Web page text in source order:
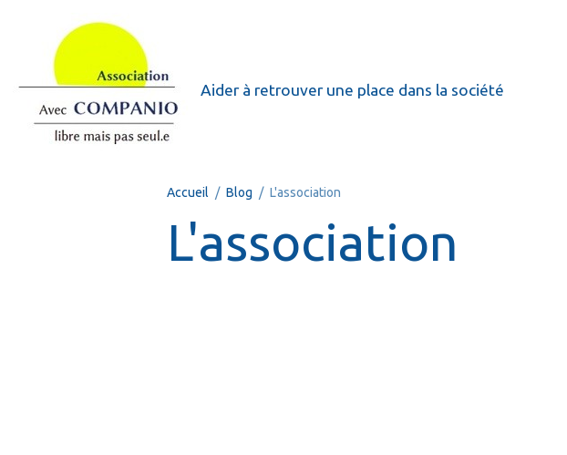
Aider à retrouver une place dans la société
Accueil Blog L'association
L'association